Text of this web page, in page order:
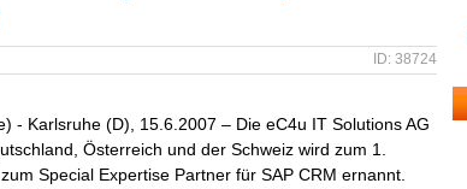
ID: 38724
- Karlsruhe (D), 15.6.2007 – Die eC4u IT Solutions AG
Österreich und der Schweiz wird zum 1.
Special Expertise Partner für SAP CRM ernannt.